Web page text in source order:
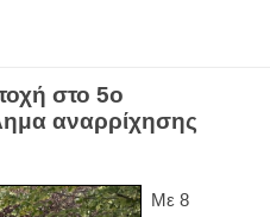
στο 5ο
αναρρίχησης
Mε 8